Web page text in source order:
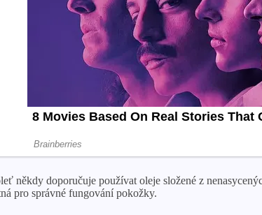
někdy doporučuje používat oleje složené z
pro správné fungování pokožky.